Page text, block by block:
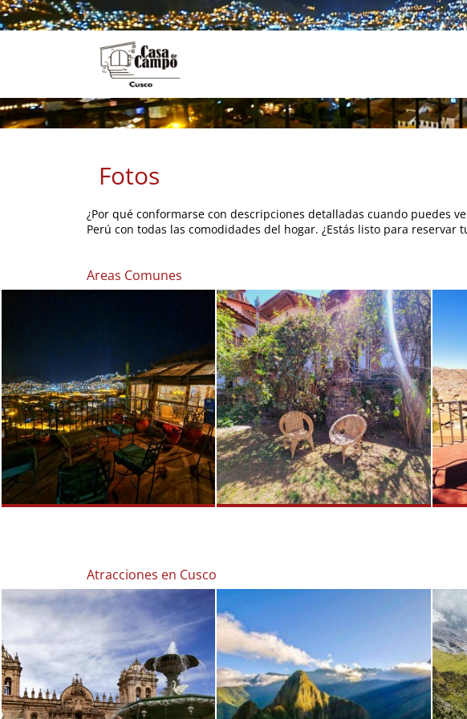
Fotos
¿Por qué conformarse con descripciones detalladas cuando puedes
Perú con todas las comodidades del hogar. ¿Estás listo para reservar
Areas Comunes
Atracciones en Cusco